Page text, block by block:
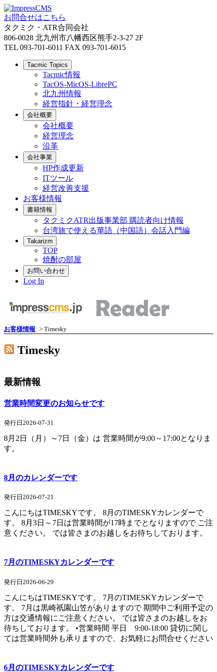
お問合せはこちら
タクミク・ATR合同会社
806-0028 北九州市八幡西区熊手2-3-27 2F
TEL 093-701-6011 FAX 093-701-6015
Tacmic Topics
Tacmic情報
TacOS-MicOS-LibrePC
北九州情報
経営指針・経営理念
会社概要
会社概要
経営理念
沿革
会社事業
HP作成更新
ITツール
経営改善支援
お客様情報
書籍情報
タクミクATR出版事業部 購読者向け情報
台湾旅で使える華語（中国語）会話入門編
Takarizm
TOP
焼酎の部屋
お問い合わせ
Log In
お客様情報 > Timesky
Timesky
最新情報
営業時間変更のお知らせです
発行日2026-07-31
8月2日（月）～7日（金）は 営業時間が9:00～17:00となりま
す。
8月のカレンダーです
発行日2026-07-21
こんにちはTIMESKYです。 8月のTIMESKYカレンダーで
す。 8月3日～7日は営業時間が17時までとなりますので ご注
意ください。 では皆さまのお越しをお待ちしております。
7月のTIMESKYカレンダーです
発行日2026-06-29
こんにちはTIMESKYです。 7月のTIMESKYカレンダーで
す。 7月は黒崎祇園山笠がありますので 期間中ご利用予定の
方は交通情報にご注意ください。 では皆さまのお越しをお
待ちしております。 •営業時間 平日 9:00-18:00 貸切に関し
ては営業時間外も承りますので、お気軽にお問合せください
6月のTIMESKYカレンダーです